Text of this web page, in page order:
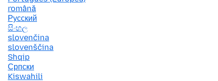
română
Русский
සිංහල
slovenčina
slovenščina
Shqip
Српски
Kiswahili